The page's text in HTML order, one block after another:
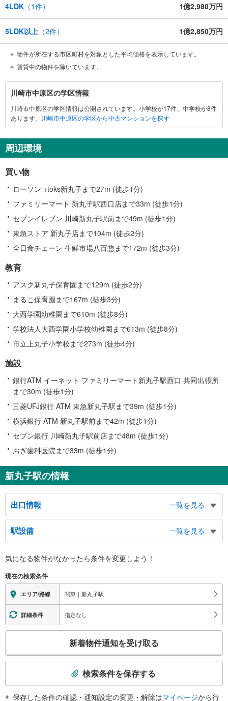
4LDK （1件） 1億2,980万円
5LDK以上 （2件） 1億2,850万円
物件が所在する市区町村を対象とした平均価格を表示しています。
賃貸中の物件を除いています。
川
崎
市
中
区
に
す
る
情
報
川崎市中原区の学区情報
川崎市中原区の学区情報は公開されています。小学校が17件、中学校が8件
あります。
川崎市中原区の学区から中古マンションを探す
周辺環境
買い物
ローソン +toks新丸子まで27m (徒歩1分)
ファミリーマート 新丸子駅西口店まで33m (徒歩1分)
セブンイレブン 川崎新丸子駅前まで49m (徒歩1分)
東急ストア 新丸子店まで104m (徒歩2分)
全日食チェーン 生鮮市場八百惣まで172m (徒歩3分)
教育
アスク新丸子保育園まで129m (徒歩2分)
まるこ保育園まで167m (徒歩3分)
大西学園幼稚園まで610m (徒歩8分)
学校法人大西学園小学校幼稚園まで613m (徒歩8分)
市立上丸子小学校まで273m (徒歩4分)
施設
銀行ATM イーネット ファミリーマート新丸子駅西口 共同出張所
まで30m (徒歩1分)
三菱UFJ銀行 ATM 東急新丸子駅まで39m (徒歩1分)
横浜銀行 ATM 新丸子駅前まで42m (徒歩1分)
セブン銀行 川崎新丸子駅前店まで48m (徒歩1分)
おぎ歯科医院まで33m (徒歩1分)
新丸子駅の情報
出口情報
一覧を見る
東口
新丸子東１・２丁目、丸子通１丁目、上丸子八幡町
西口
日本医科大学武蔵小杉病院、新丸子町、小杉町１丁目、丸子通２丁目、バスの
駅設備
一覧を見る
※段差なしでの移動経路
地上⇔改札⇔ホーム：○
エレベータ
・各ホーム⇔改札
エスカレータ
・各ホーム⇔改札
・改札内
・ＡＥＤ
・点字運賃表
気になる物件がなかったら条件を変更しよう！
現在の検索条件
エリア/路線 関東｜新丸子駅
詳細条件 指定なし
検
新着物件通知を受け取る
検索条件を保存する
保存した条件の確認・通知設定の変更・解除はマイページから行